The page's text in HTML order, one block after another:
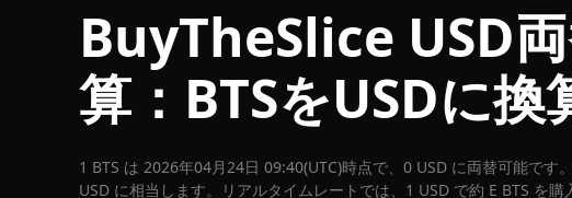
BuyTheSlice USD
算：BTSをUSDに換
1 BTS は 2026年04月24日 09:40(UTC)時点で、0 USD に両替可能です
USD に相当します。リアルタイムレートでは、1 USD で約 E BTS を購